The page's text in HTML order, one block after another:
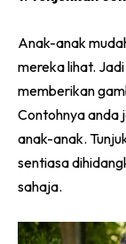
Anak-anak
mereka lihat.
memberikan
Contohnya anda
anak-anak.
sentiasa
sahaja.